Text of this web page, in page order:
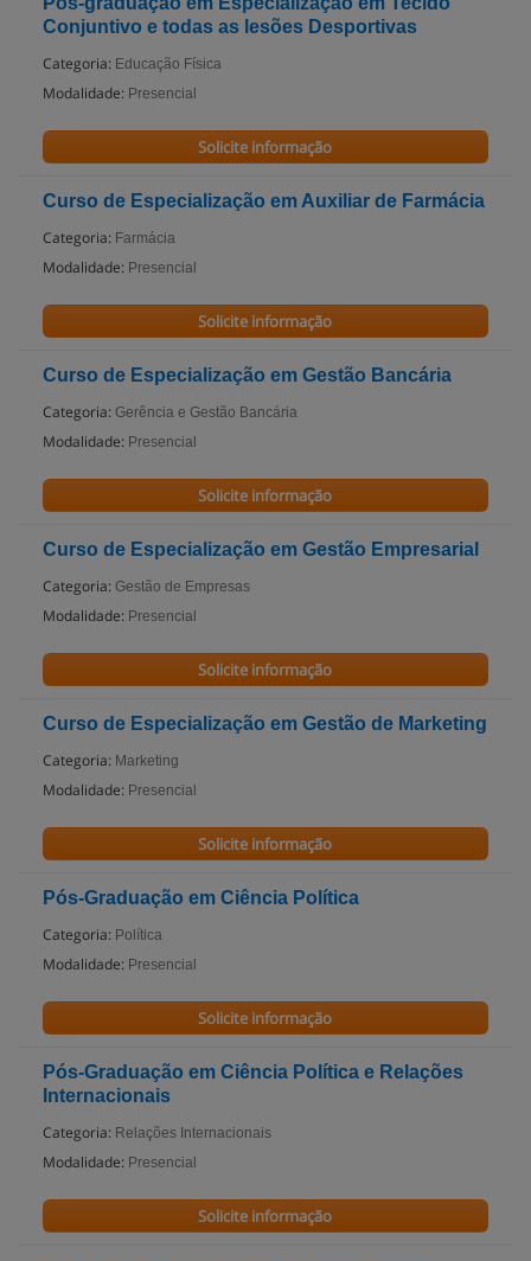
Conjuntivo e todas as lesões Desportivas
Categoria: Educação Física
Modalidade: Presencial
Solicite informação
Curso de Especialização em Auxiliar de Farmácia
Categoria: Farmácia
Modalidade: Presencial
Solicite informação
Curso de Especialização em Gestão Bancária
Categoria: Gerência e Gestão Bancária
Modalidade: Presencial
Solicite informação
Curso de Especialização em Gestão Empresarial
Categoria: Gestão de Empresas
Modalidade: Presencial
Solicite informação
Curso de Especialização em Gestão de Marketing
Categoria: Marketing
Modalidade: Presencial
Solicite informação
Pós-Graduação em Ciência Política
Categoria: Política
Modalidade: Presencial
Solicite informação
Pós-Graduação em Ciência Política e Relações
Internacionais
Categoria: Relações Internacionais
Modalidade: Presencial
Solicite informação